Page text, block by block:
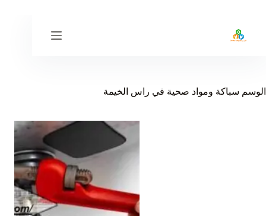
المحتوى
الوسم سباكة ومواد صحية في راس الخيمة